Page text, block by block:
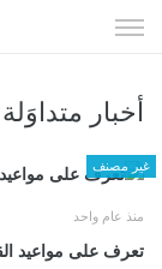
الى
أخبار متداوَلة
غير مصنف
منذ عام واحد
تعرف على مواعيد